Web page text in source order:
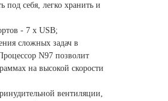
под себя, легко хранить и
- 7 x USB;
сложных задач в
N97 позволит
на высокой скорости
вентиляции,